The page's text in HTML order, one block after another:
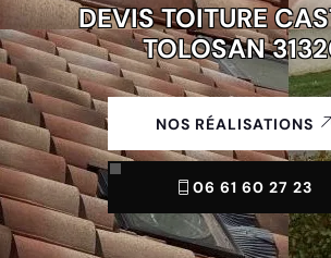
DEVIS TOITURE
TOLOSAN
NOS RÉALISATIONS
06 61 60 27 23